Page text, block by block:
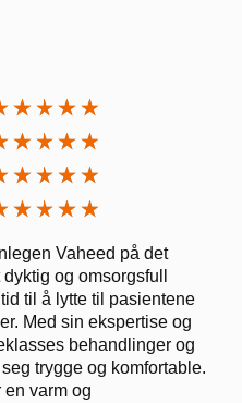
Vaheed på det
og omsorgsfull
til å lytte til pasientene
Med sin ekspertise og
behandlinger og
trygge og komfortable.
varm og